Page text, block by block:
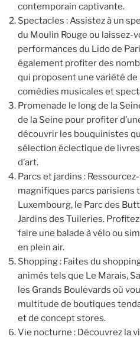
contemporain captivante.
Spectacles : Assistez à un
du Moulin Rouge ou laissez-
performances du Lido de
également profiter des
qui proposent une variété
comédies musicales et
Promenade le long de la
de la Seine pour profiter
découvrir les bouquinistes
sélection éclectique de
d’art.
Parcs et jardins :
magnifiques parcs parisiens
Luxembourg, le Parc des
Jardins des Tuileries.
faire une balade à vélo ou
en plein air.
Shopping : Faites du
animés tels que Le Marais,
les Grands Boulevards où
multitude de boutiques
et de concept stores.
Vie nocturne : Découvrez la